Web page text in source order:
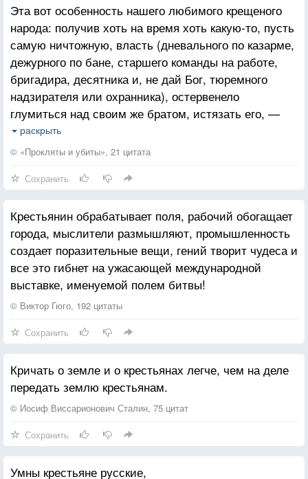
Эта вот особенность нашего любимого крещеного
народа: получив хоть на время хоть какую-то, пусть
самую ничтожную, власть (дневального по казарме,
дежурного по бане, старшего команды на работе,
бригадира, десятника и, не дай Бог, тюремного
надзирателя или охранника), остервенело
глумиться над своим же братом, истязать его, —
достигшая широкого размаха во время
коллективизации, переселения и преследования
все большую практику, и ой каким потоком она еще
разольется по стране, и ой что она с русским
народом сделает, как исказит его нрав, остервенит
его, прославленного за добродушие характера.
раскрыть
© «Прокляты и убиты», 21 цитата
Сохранить
Крестьянин обрабатывает поля, рабочий обогащает
города, мыслители размышляют, промышленность
создает поразительные вещи, гений творит чудеса и
все это гибнет на ужасающей международной
выставке, именуемой полем битвы!
© Виктор Гюго, 192 цитаты
Сохранить
Кричать о земле и о крестьянах легче, чем на деле
передать землю крестьянам.
© Иосиф Виссарионович Сталин, 75 цитат
Сохранить
Умны крестьяне русские,